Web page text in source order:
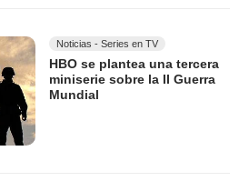
Noticias - Series en TV
HBO se plantea una tercera
miniserie sobre la II Guerra
Mundial